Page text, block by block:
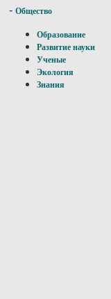
- Общество
Образование
Развитие науки
Ученые
Экология
Знания